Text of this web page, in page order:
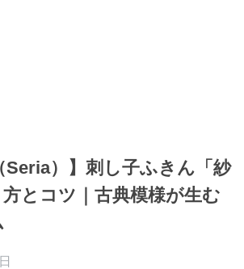
Seria）】刺し子ふきん「紗
とコツ｜古典模様が生む